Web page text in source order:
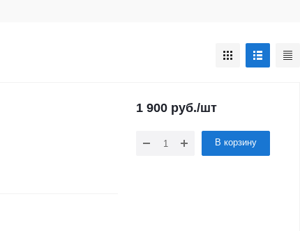
1 900 руб./шт
В корзину